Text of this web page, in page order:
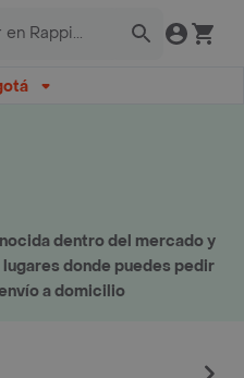
dentro del mercado y
donde puedes pedir
a domicilio